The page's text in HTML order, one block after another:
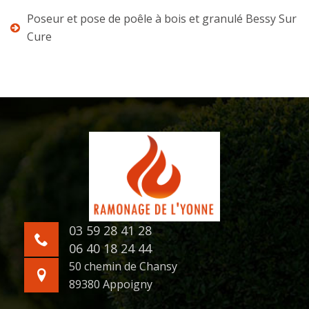
Poseur et pose de poêle à bois et granulé Bessy Sur
Cure
03 59 28 41 28
06 40 18 24 44
50 chemin de Chansy
89380 Appoigny